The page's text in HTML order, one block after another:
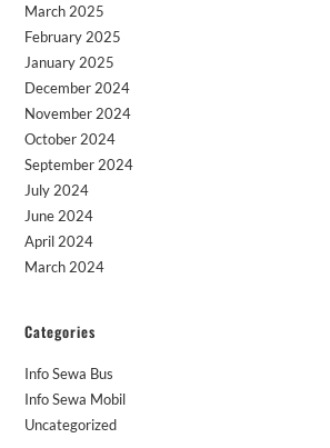
March 2025
February 2025
January 2025
December 2024
November 2024
October 2024
September 2024
July 2024
June 2024
April 2024
March 2024
Categories
Info Sewa Bus
Info Sewa Mobil
Uncategorized